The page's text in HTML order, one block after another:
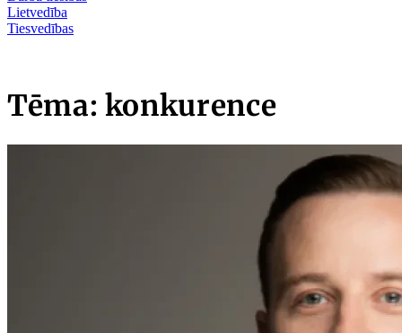
Lietvedība
Tiesvedības
Tēma: konkurence